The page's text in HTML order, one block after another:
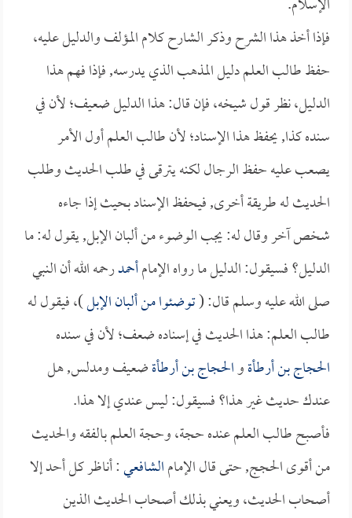
فإذا أخذ هذا الشرح وذكر الشارح كلام المؤلف والدليل عليه،
حفظ طالب العلم دليل المذهب الذي يدرسه, فإذا فهم هذا
الدليل، نظر قول شيخه، فإن قال: هذا الدليل ضعيف؛ لأن في
سنده كذا, يحفظ هذا الإسناد؛ لأن طالب العلم أول الأمر
يصعب عليه حفظ الرجال لكنه يترقى في طلب الحديث وطلب
الحديث له طريقة أخرى, فيحفظ الإسناد بحيث إذا جاءه
شخص آخر وقال له: يجب الوضوء من ألبان الإبل, يقول له: ما
الدليل؟ فسيقول: الدليل ما رواه الإمامأحمدرحمه الله أن النبي
صلى الله عليه وسلم قال: (توضئوا من ألبان الإبل)، فيقول له
طالب العلم: هذا الحديث في إسناده ضعف؛ لأن في سنده
الحجاج بن أرطأةوالحجاج بن أرطأةضعيف ومدلس, هل
عندك حديث غير هذا؟ فسيقول: ليس عندي إلا هذا.
فأصبح طالب العلم عنده حجة، وحجة العلم بالفقه والحديث
من أقوى الحجج, حتى قال الإمامالشافعي: أناظر كل أحد إلا
أصحاب الحديث، ويعني بذلك أصحاب الحديث الذين